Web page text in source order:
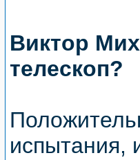
Виктор
телескоп?
испытания,